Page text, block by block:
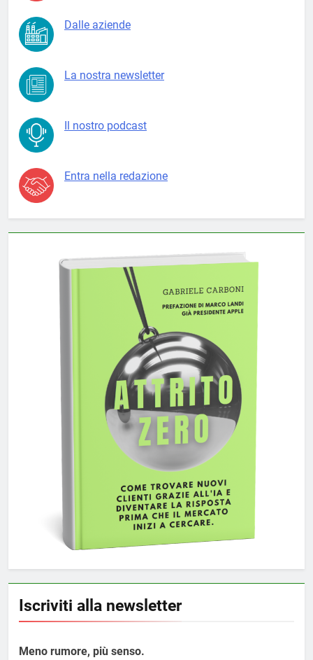
Dalle aziende
La nostra newsletter
Il nostro podcast
Entra nella redazione
Iscriviti alla newsletter
Meno rumore, più senso.